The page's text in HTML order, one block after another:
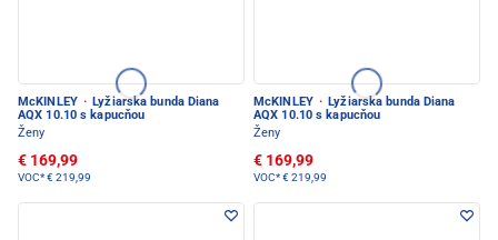
McKINLEY · Lyžiarska bunda Diana
AQX 10.10 s kapucňou
Ženy
€ 169,99
VOC*€ 219,99
McKINLEY · Lyžiarska bunda Diana
AQX 10.10 s kapucňou
Ženy
€ 169,99
VOC*€ 219,99